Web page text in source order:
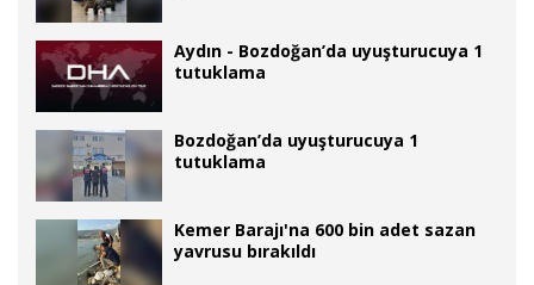
Aydın - Bozdoğan’da uyuşturucuya 1
tutuklama
Bozdoğan’da uyuşturucuya 1
tutuklama
Kemer Barajı'na 600 bin adet sazan
yavrusu bırakıldı